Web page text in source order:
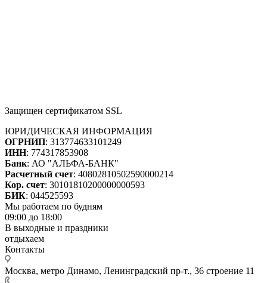
Защищен сертификатом SSL
ЮРИДИЧЕСКАЯ ИНФОРМАЦИЯ
ОГРНИП: 313774633101249
ИНН: 774317853908
Банк: АО "АЛЬФА-БАНК"
Расчетный счет: 40802810502590000214
Кор. счет: 30101810200000000593
БИК: 044525593
Мы работаем по будням
09:00 до 18:00
В выходные и праздники
отдыхаем
Контакты
Москва, метро Динамо, Ленинградский пр-т., 36 строение 11